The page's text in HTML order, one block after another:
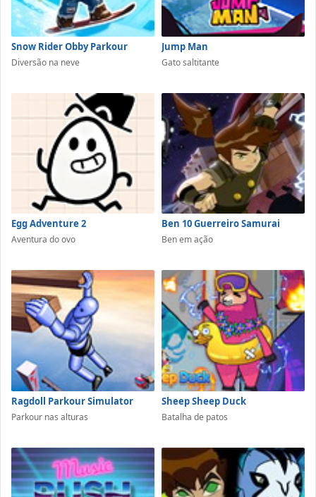
Snow Rider Obby Parkour
Diversão na neve
Jump Man
Gato saltitante
Egg Adventure 2
Aventura do ovo
Ben 10 Guerreiro Samurai
Ben em ação
Ragdoll Parkour Simulator
Parkour nas alturas
Sheep Sheep Duck
Batalha de patos